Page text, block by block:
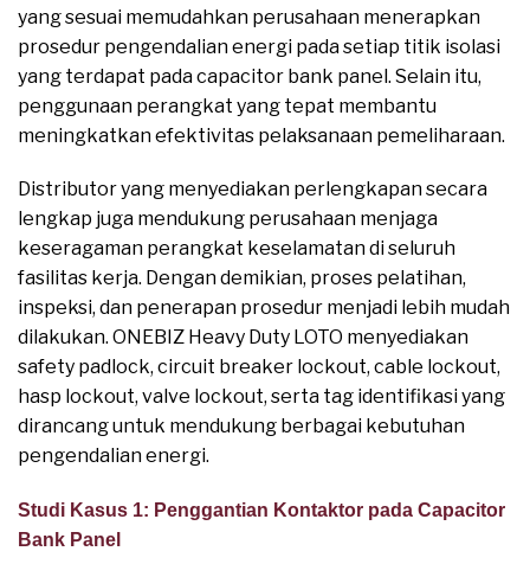
yang sesuai memudahkan perusahaan menerapkan
prosedur pengendalian energi pada setiap titik isolasi
yang terdapat pada capacitor bank panel. Selain itu,
penggunaan perangkat yang tepat membantu
meningkatkan efektivitas pelaksanaan pemeliharaan.
Distributor yang menyediakan perlengkapan secara
lengkap juga mendukung perusahaan menjaga
keseragaman perangkat keselamatan di seluruh
fasilitas kerja. Dengan demikian, proses pelatihan,
inspeksi, dan penerapan prosedur menjadi lebih mudah
dilakukan. ONEBIZ Heavy Duty LOTO menyediakan
safety padlock, circuit breaker lockout, cable lockout,
hasp lockout, valve lockout, serta tag identifikasi yang
dirancang untuk mendukung berbagai kebutuhan
pengendalian energi.
Studi Kasus 1: Penggantian Kontaktor pada Capacitor
Bank Panel